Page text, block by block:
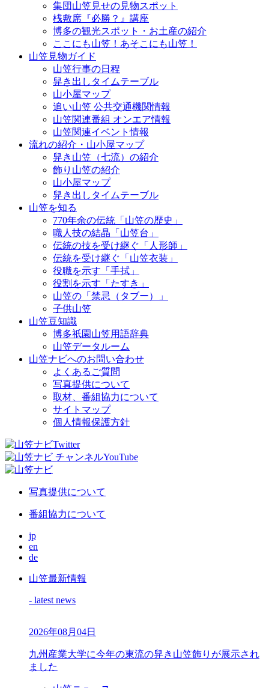
集団山笠見せの見物スポット
桟敷席『必勝？』講座
博多の観光スポット・お土産の紹介
ここにも山笠！あそこにも山笠！
山笠見物ガイド
山笠行事の日程
舁き出しタイムテーブル
山小屋マップ
追い山笠 公共交通機関情報
山笠関連番組 オンエア情報
山笠関連イベント情報
流れの紹介・山小屋マップ
舁き山笠（七流）の紹介
飾り山笠の紹介
山小屋マップ
舁き出しタイムテーブル
山笠を知る
770年余の伝統「山笠の歴史」
職人技の結晶「山笠台」
伝統の技を受け継ぐ「人形師」
伝統を受け継ぐ「山笠衣装」
役職を示す「手拭」
役割を示す「たすき」
山笠の「禁忌（タブー）」
子供山笠
山笠豆知識
博多祇園山笠用語辞典
山笠データルーム
山笠ナビへのお問い合わせ
よくあるご質問
写真提供について
取材、番組協力について
サイトマップ
個人情報保護方針
写真提供について
番組協力について
jp
en
de
山笠最新情報
- latest news
2026年08月04日
九州産業大学に今年の東流の舁き山笠飾りが展示され
ました